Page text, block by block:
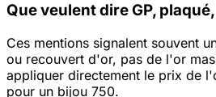
Que veulent dire GP, plaqué,
Ces mentions signalent souvent
ou recouvert d'or, pas de l'or
appliquer directement le prix de
pour un bijou 750.